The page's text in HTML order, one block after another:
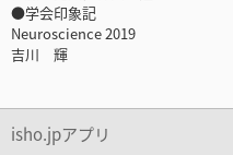
●学会印象記
Neuroscience 2019
吉川 輝
isho.jpアプリ